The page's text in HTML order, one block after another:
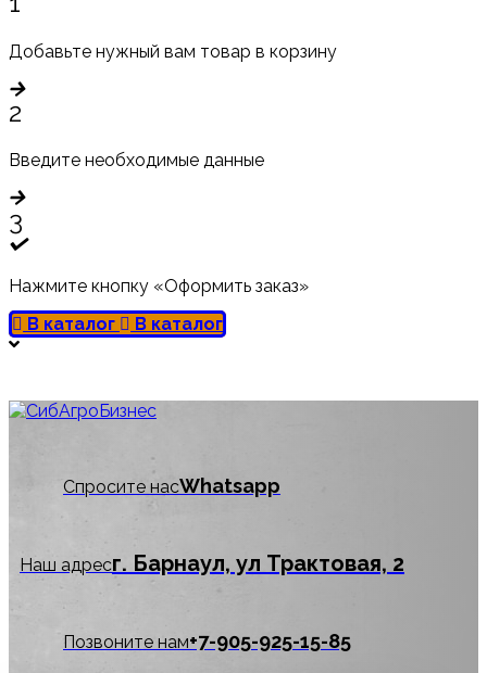
Добавьте нужный вам товар в корзину
2
Введите необходимые данные
3
Нажмите кнопку «Оформить заказ»
В каталог
В каталог
Спросите насWhatsapp
Наш адресг. Барнаул, ул Трактовая, 2
Позвоните нам‪+7-905-925-15-85